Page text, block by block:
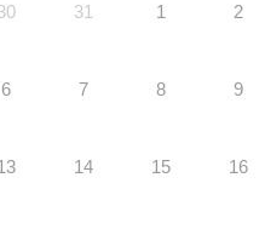
31 1 2
6 7 8 9
14 15 16